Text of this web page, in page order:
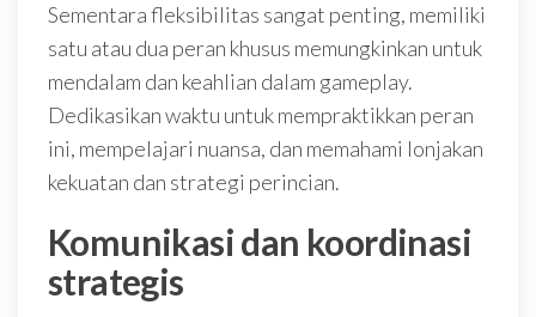
Sementara fleksibilitas sangat penting, memiliki
satu atau dua peran khusus memungkinkan untuk
mendalam dan keahlian dalam gameplay.
Dedikasikan waktu untuk mempraktikkan peran
ini, mempelajari nuansa, dan memahami lonjakan
kekuatan dan strategi perincian.
Komunikasi dan koordinasi
strategis